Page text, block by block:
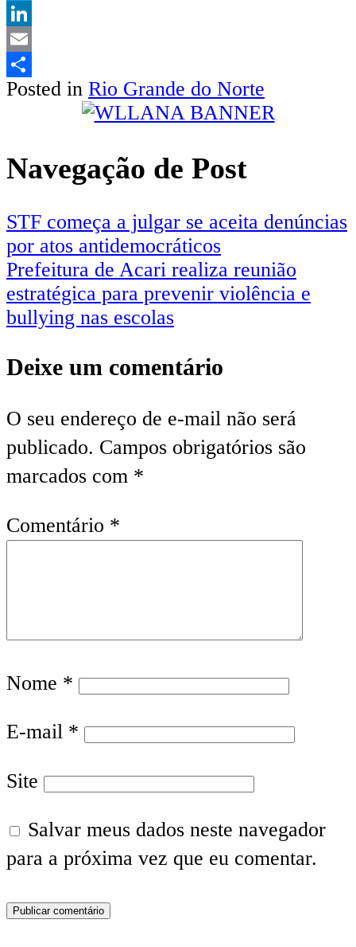
Twitter
LinkedIn
Email
Share
Posted in Rio Grande do Norte
Navegação de Post
STF começa a julgar se aceita denúncias
por atos antidemocráticos
Prefeitura de Acari realiza reunião
estratégica para prevenir violência e
bullying nas escolas
Deixe um comentário
O seu endereço de e-mail não será
publicado. Campos obrigatórios são
marcados com *
Comentário *
Nome *
E-mail *
Site
Salvar meus dados neste navegador
para a próxima vez que eu comentar.